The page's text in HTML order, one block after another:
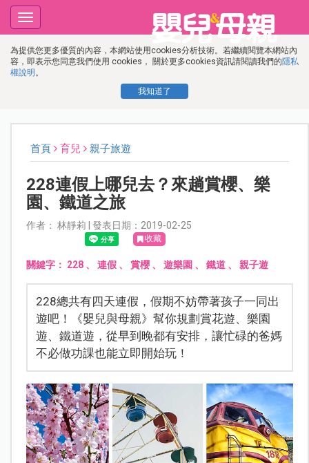
為提供您更多優質的內容，本網站使用cookies分析技術。若繼續閱覽本網站內
容，即表示您同意我們使用 cookies， 關於更多cookies資訊請閱讀我們的隱私
權說明 。
我知道了
Toggle
navigation
首頁 育兒 親子旅遊
228連假上哪兒去？來趟賞櫻、樂
園、鐵道之旅
作者： 林靜莉 | 發表日期：2019-02-25
收藏
關鍵字： 228、 連假、 賞櫻、 遊樂園 、 鐵道、 親子遊
228總共有四天連假，假期不妨帶著孩子一同出
遊吧！《嬰兒與母親》幫你規劃賞花遊、樂園
遊、鐵道遊，從早到晚都有安排，讓忙碌的爸媽
不必做功課也能立即開始玩！